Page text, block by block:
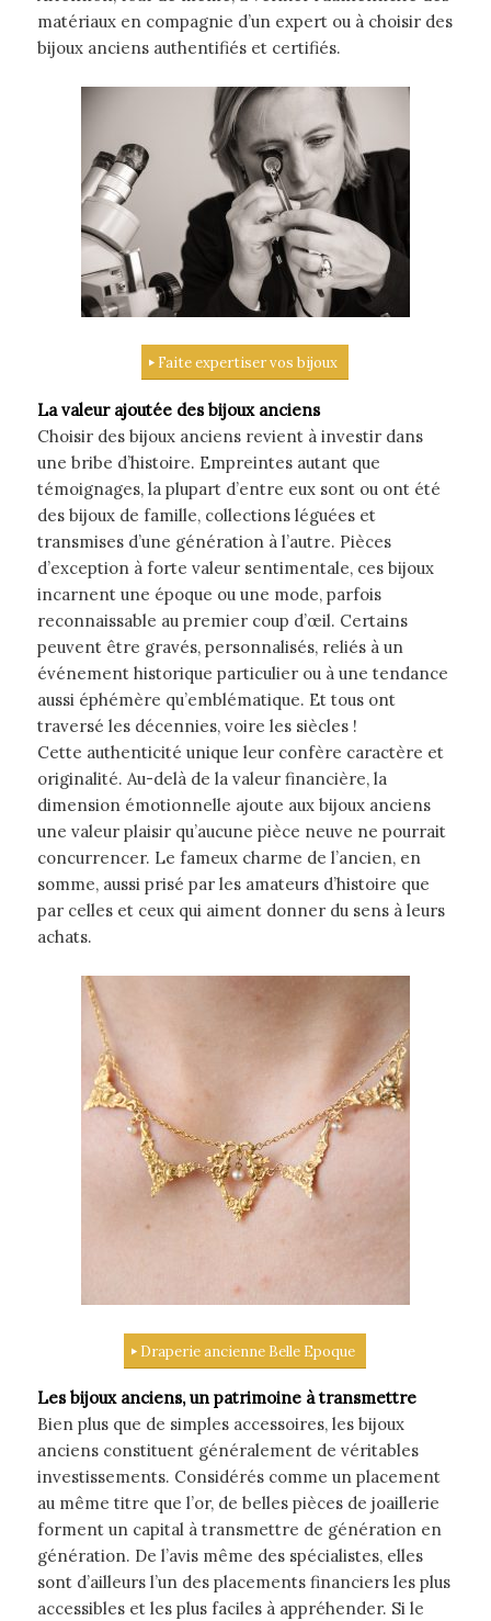
matériaux en compagnie d’un expert ou à choisir des
bijoux anciens authentifiés et certifiés.
Faite expertiser vos bijoux
La valeur ajoutée des bijoux anciens
Choisir des bijoux anciens revient à investir dans
une bribe d’histoire. Empreintes autant que
témoignages, la plupart d’entre eux sont ou ont été
des bijoux de famille, collections léguées et
transmises d’une génération à l’autre. Pièces
d’exception à forte valeur sentimentale, ces bijoux
incarnent une époque ou une mode, parfois
reconnaissable au premier coup d’œil. Certains
peuvent être gravés, personnalisés, reliés à un
événement historique particulier ou à une tendance
aussi éphémère qu’emblématique. Et tous ont
traversé les décennies, voire les siècles !
Cette authenticité unique leur confère caractère et
originalité. Au-delà de la valeur financière, la
dimension émotionnelle ajoute aux bijoux anciens
une valeur plaisir qu’aucune pièce neuve ne pourrait
concurrencer. Le fameux charme de l’ancien, en
somme, aussi prisé par les amateurs d’histoire que
par celles et ceux qui aiment donner du sens à leurs
achats.
Draperie ancienne Belle Epoque
Les bijoux anciens, un patrimoine à transmettre
Bien plus que de simples accessoires, les bijoux
anciens constituent généralement de véritables
investissements. Considérés comme un placement
au même titre que l’or, de belles pièces de joaillerie
forment un capital à transmettre de génération en
génération. De l’avis même des spécialistes, elles
sont d’ailleurs l’un des placements financiers les plus
accessibles et les plus faciles à appréhender. Si le